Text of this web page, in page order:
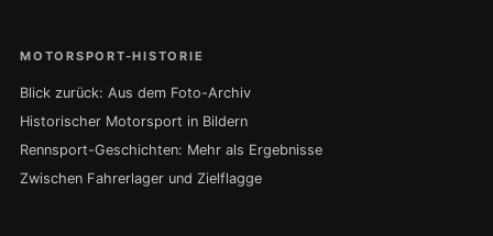
MOTORSPORT-HISTORIE
Blick zurück: Aus dem Foto-Archiv
Historischer Motorsport in Bildern
Rennsport-Geschichten: Mehr als Ergebnisse
Zwischen Fahrerlager und Zielflagge